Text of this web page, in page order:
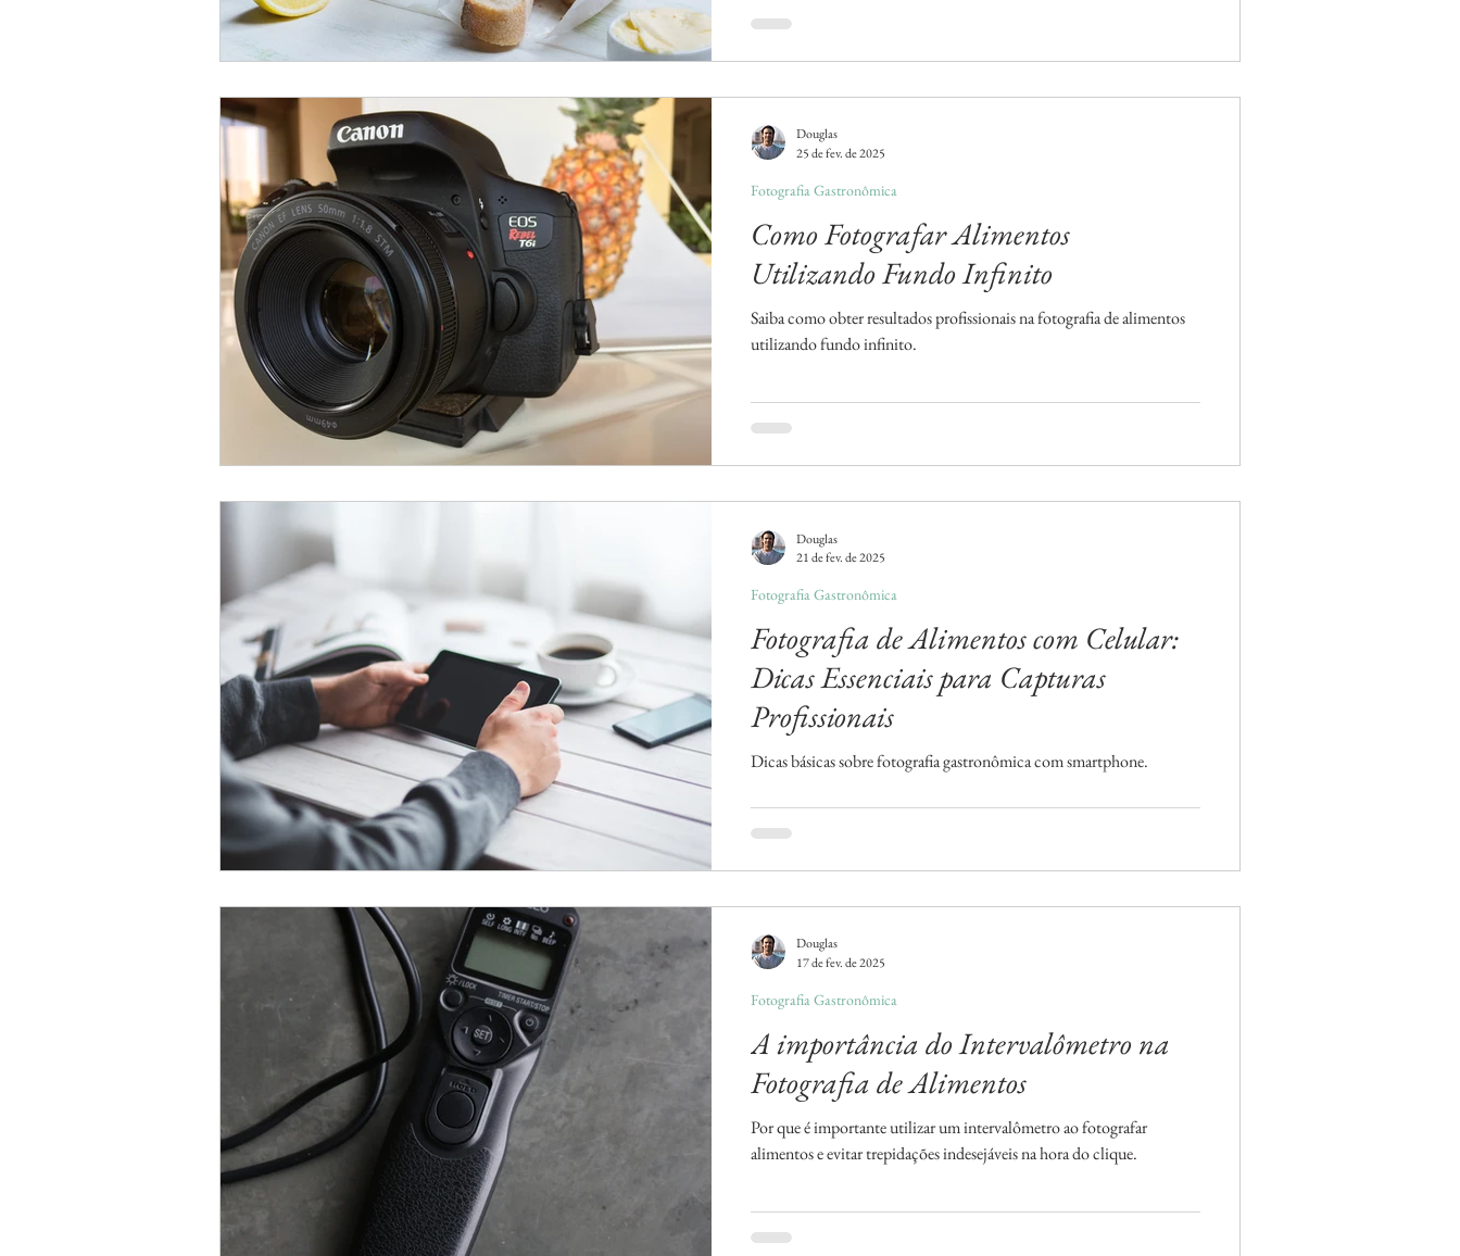
Como Fotografar Alimentos
Utilizando Fundo Infinito
Saiba como obter resultados profissionais na fotografia de alimentos
utilizando fundo infinito.
Fotografia Gastronômica
Douglas
25 de fev. de 2025
Fotografia de Alimentos com Celular:
Dicas Essenciais para Capturas
Profissionais
Dicas básicas sobre fotografia gastronômica com smartphone.
Fotografia Gastronômica
Douglas
21 de fev. de 2025
A importância do Intervalômetro na
Fotografia de Alimentos
Por que é importante utilizar um intervalômetro ao fotografar
alimentos e evitar trepidações indesejáveis na hora do clique.
Fotografia Gastronômica
Douglas
17 de fev. de 2025